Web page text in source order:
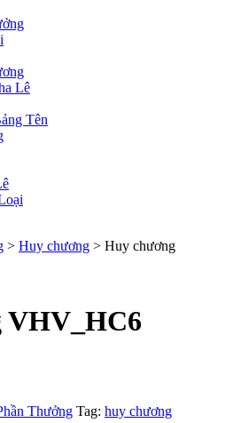
Lê
Tên
> Huy chương > Huy chương
VHV_HC6
Thưởng Tag: huy chương